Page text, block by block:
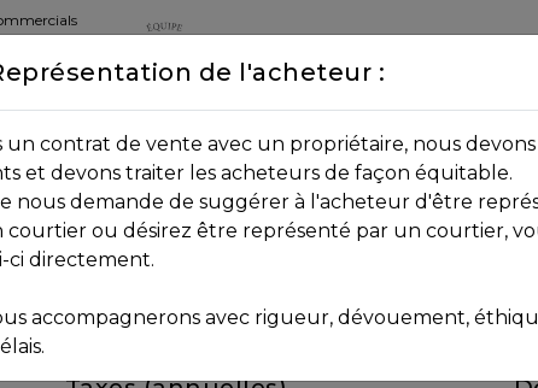
2P7 DEPUIS 2013de l'acheteur :
un contrat de vente avec un propriétaire, nous
et devons traiter les acheteurs de façon équitable.
nous demande de suggérer à l'acheteur d'être
courtier ou désirez être représenté par un courtier,
ci directement.
accompagnerons avec rigueur, dévouement,